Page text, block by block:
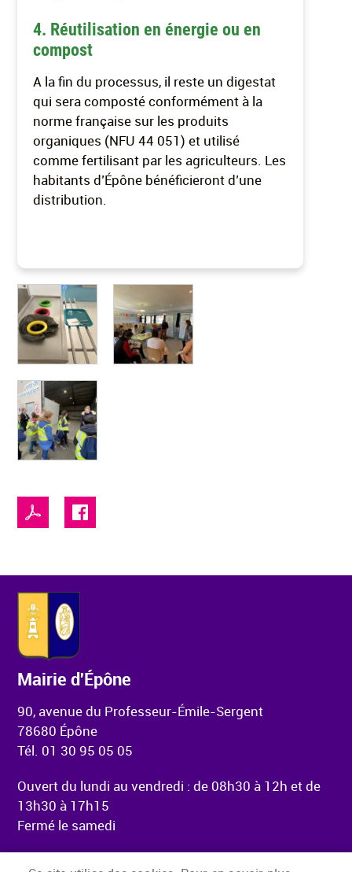
4. Réutilisation en énergie ou en
compost
A la fin du processus, il reste un digestat
qui sera composté conformément à la
norme française sur les produits
organiques (NFU 44 051) et utilisé
comme fertilisant par les agriculteurs. Les
habitants d’Épône bénéficieront d’une
distribution.
Mairie d'Épône
90, avenue du Professeur-Émile-Sergent
78680 Épône
Tél. 01 30 95 05 05
Ouvert du lundi au vendredi : de 08h30 à 12h et de
13h30 à 17h15
Fermé le samedi